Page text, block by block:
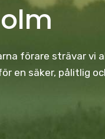
förare strävar
en säker, pålitlig